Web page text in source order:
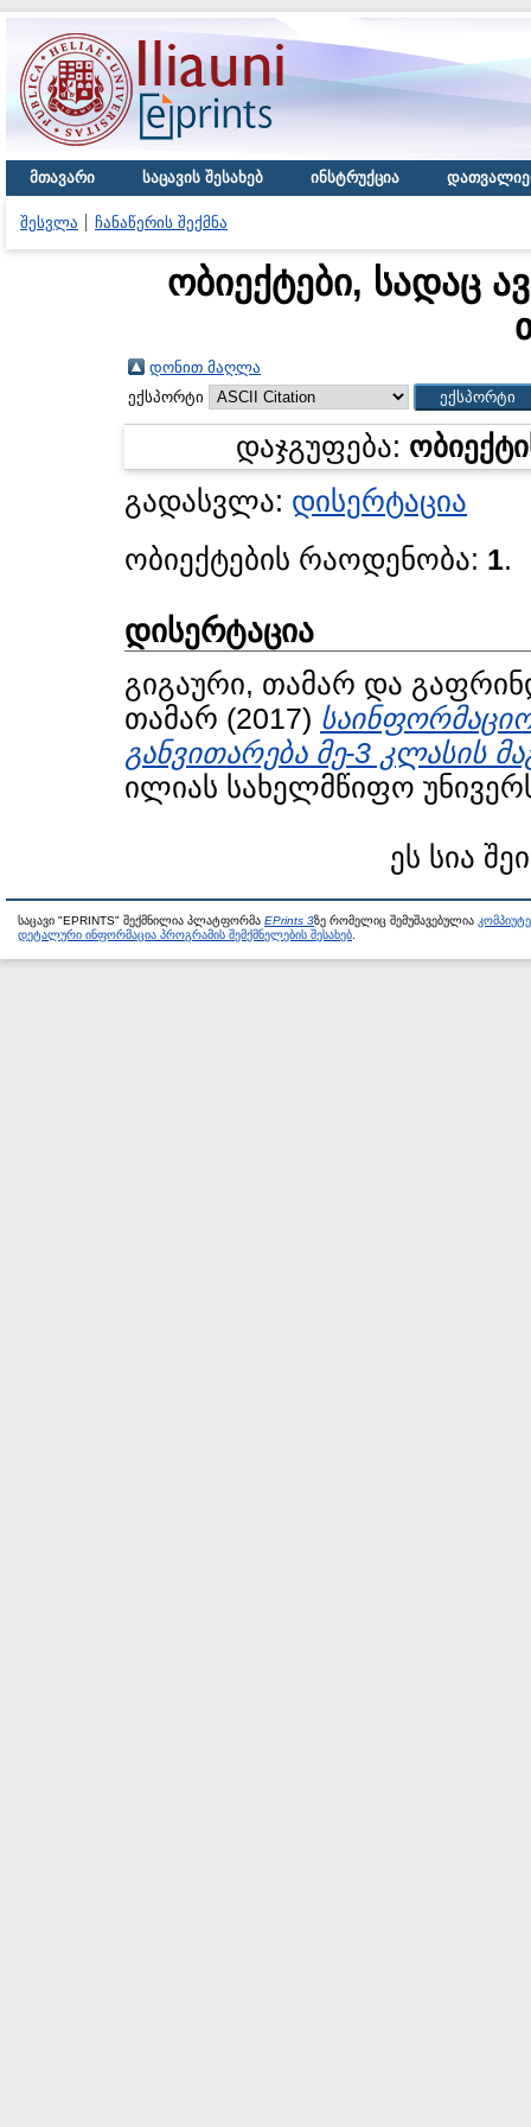
მთავარი საცავის შესახებ ინსტრუქცია
შესვლა ჩანაწერის შექმნა
ობიექტები, სადაც
დონით მაღლა
ექსპორტი
დაჯგუფება:
გადასვლა: დისერტაცია
ობიექტების რაოდენობა: 1.
დისერტაცია
გიგაური, თამარ და
თამარ (2017) საინფორმაციო
განვითარება მე-3 კლასის
ილიას სახელმწიფო
ეს სია
საცავი "EPRINTS" შექმნილია პლატფორმა EPrints 3ზე რომელიც შემუშავებულია
დეტალური ინფორმაცია პროგრამის შემქმნელების შესახებ